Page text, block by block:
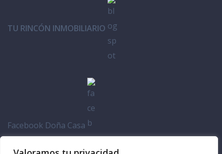
TU RINCÓN INMOBILIARIO
Facebook Doña Casa